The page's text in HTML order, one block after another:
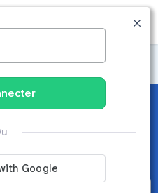
MENU
et EHPAD
(34490)